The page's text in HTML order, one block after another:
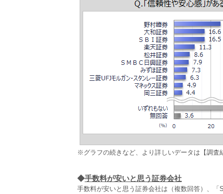
※グラフの続きなど、より詳しいデータは【調査
◆手数料が安いと思う証券会社
手数料が安いと思う証券会社は（複数回答）、